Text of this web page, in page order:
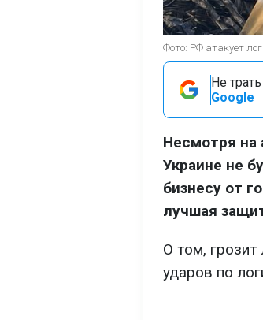
Фото: РФ атакует
Не
Google
Несмотря на
Украине не
бизнесу от
лучшая
О том,
ударов по